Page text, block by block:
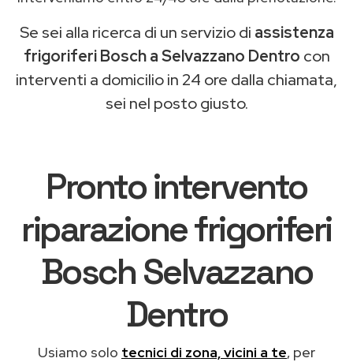
Se sei alla ricerca di un servizio di assistenza
frigoriferi Bosch a Selvazzano Dentro con
interventi a domicilio in 24 ore dalla chiamata,
sei nel posto giusto.
Pronto intervento
riparazione frigoriferi
Bosch Selvazzano
Dentro
Usiamo solo tecnici di zona, vicini a te, per